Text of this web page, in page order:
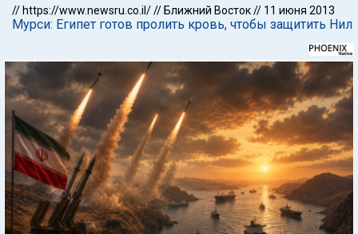
// https://www.newsru.co.il/// Ближний Восток// 11 июня 2013
Мурси: Египет готов пролить кровь, чтобы защитить Нил